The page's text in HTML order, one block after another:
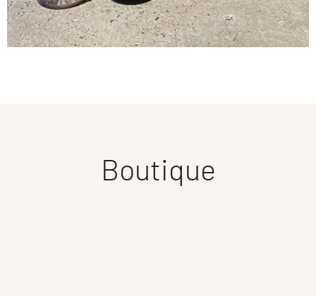
Boutique